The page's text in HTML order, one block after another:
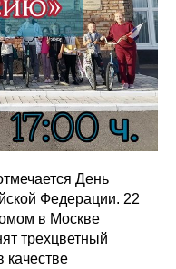
День
Федерации. 22
в Москве
трехцветный
качестве